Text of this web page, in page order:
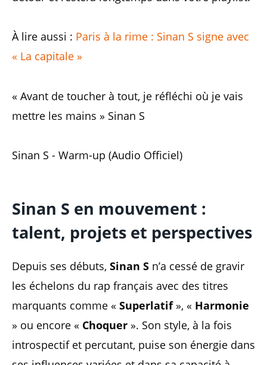
À lire aussi : Paris à la rime : Sinan S signe avec
« La capitale »
« Avant de toucher à tout, je réfléchi où je vais
mettre les mains » Sinan S
Sinan S - Warm-up (Audio Officiel)
Sinan S en mouvement :
talent, projets et perspectives
Depuis ses débuts, Sinan S n’a cessé de gravir
les échelons du rap français avec des titres
marquants comme « Superlatif», « Harmonie
» ou encore « Choquer ». Son style, à la fois
introspectif et percutant, puise son énergie dans